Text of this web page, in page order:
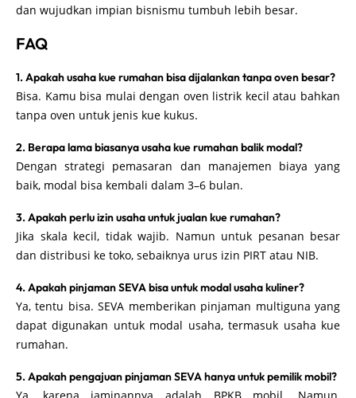
dan wujudkan impian bisnismu tumbuh lebih besar.
FAQ
1. Apakah usaha kue rumahan bisa dijalankan tanpa oven besar?
Bisa. Kamu bisa mulai dengan oven listrik kecil atau bahkan
tanpa oven untuk jenis kue kukus.
2. Berapa lama biasanya usaha kue rumahan balik modal?
Dengan strategi pemasaran dan manajemen biaya yang
baik, modal bisa kembali dalam 3–6 bulan.
3. Apakah perlu izin usaha untuk jualan kue rumahan?
Jika skala kecil, tidak wajib. Namun untuk pesanan besar
dan distribusi ke toko, sebaiknya urus izin PIRT atau NIB.
4. Apakah pinjaman SEVA bisa untuk modal usaha kuliner?
Ya, tentu bisa. SEVA memberikan pinjaman multiguna yang
dapat digunakan untuk modal usaha, termasuk usaha kue
rumahan.
5. Apakah pengajuan pinjaman SEVA hanya untuk pemilik mobil?